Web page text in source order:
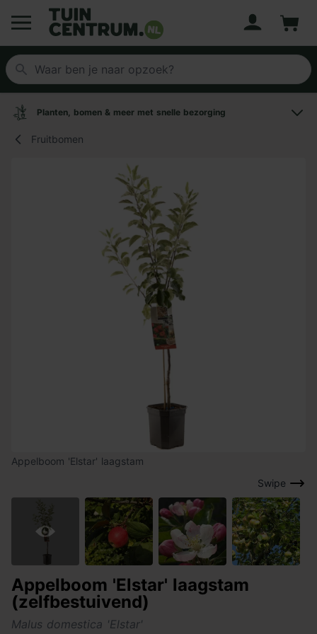
Logo Tuincentrum.nl
Planten, bomen & meer met snelle bezorging
Fruitbomen
Swipe
Appelboom 'Elstar' laagstam
Appelboom 'Elstar' laagstam
(zelfbestuivend)
Malus domestica 'Elstar'